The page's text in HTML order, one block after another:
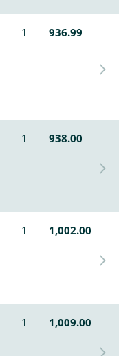
1 936.99
1 938.00
1 1,002.00
1 1,009.00